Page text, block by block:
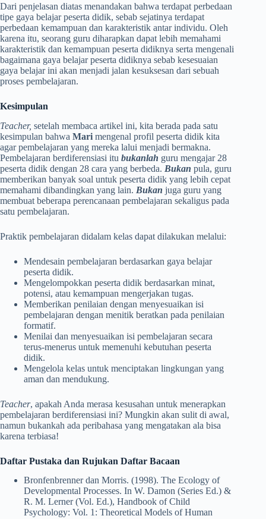
Dari penjelasan diatas menandakan bahwa terdapat perbedaan
tipe gaya belajar peserta didik, sebab sejatinya terdapat
perbedaan kemampuan dan karakteristik antar individu. Oleh
karena itu, seorang guru diharapkan dapat lebih memahami
karakteristik dan kemampuan peserta didiknya serta mengenali
bagaimana gaya belajar peserta didiknya sebab kesesuaian
gaya belajar ini akan menjadi jalan kesuksesan dari sebuah
proses pembelajaran.
Kesimpulan
Teacher, setelah membaca artikel ini, kita berada pada satu
kesimpulan bahwa Mari mengenal profil peserta didik kita
agar pembelajaran yang mereka lalui menjadi bermakna.
Pembelajaran berdiferensiasi itu bukanlah guru mengajar 28
peserta didik dengan 28 cara yang berbeda. Bukan pula, guru
memberikan banyak soal untuk peserta didik yang lebih cepat
memahami dibandingkan yang lain. Bukan juga guru yang
membuat beberapa perencanaan pembelajaran sekaligus pada
satu pembelajaran.
Praktik pembelajaran didalam kelas dapat dilakukan melalui:
Mendesain pembelajaran berdasarkan gaya belajar
peserta didik.
Mengelompokkan peserta didik berdasarkan minat,
potensi, atau kemampuan mengerjakan tugas.
Memberikan penilaian dengan menyesuaikan isi
pembelajaran dengan menitik beratkan pada penilaian
formatif.
Menilai dan menyesuaikan isi pembelajaran secara
terus-menerus untuk memenuhi kebutuhan peserta
didik.
Mengelola kelas untuk menciptakan lingkungan yang
aman dan mendukung.
Teacher, apakah Anda merasa kesusahan untuk menerapkan
pembelajaran berdiferensiasi ini? Mungkin akan sulit di awal,
namun bukankah ada peribahasa yang mengatakan ala bisa
karena terbiasa!
Daftar Pustaka dan Rujukan Daftar Bacaan
Bronfenbrenner dan Morris. (1998). The Ecology of
Developmental Processes. In W. Damon (Series Ed.) &
R. M. Lerner (Vol. Ed.), Handbook of Child
Psychology: Vol. 1: Theoretical Models of Human